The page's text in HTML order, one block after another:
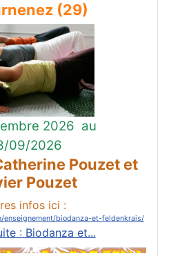
(29)
2026 au
09/2026
Pouzet et
Pouzet
infos ici :
biodanza-et-feldenkrais/
: Biodanza et...